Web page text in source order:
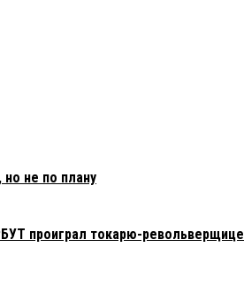
не по плану
проиграл токарю-револьверщице